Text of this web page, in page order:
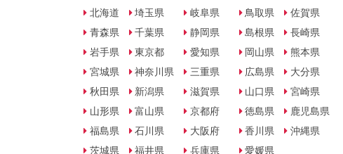
北海道
青森県
岩手県
宮城県
秋田県
山形県
福島県
茨城県
埼玉県
千葉県
東京都
神奈川県
新潟県
富山県
石川県
福井県
岐阜県
静岡県
愛知県
三重県
滋賀県
京都府
大阪府
兵庫県
鳥取県
島根県
岡山県
広島県
山口県
徳島県
香川県
愛媛県
佐賀県
長崎県
熊本県
大分県
宮崎県
鹿児島県
沖縄県